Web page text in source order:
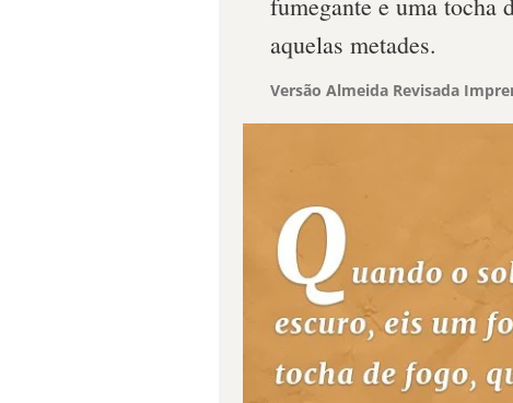
fumegante e uma tocha
aquelas metades.
Versão Almeida Revisada